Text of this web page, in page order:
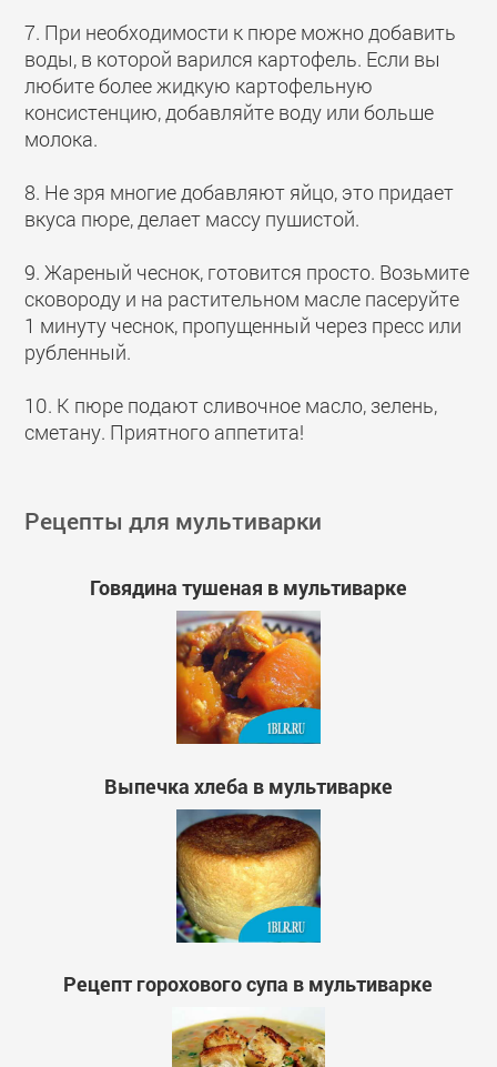
7. При необходимости к пюре можно добавить
воды, в которой варился картофель. Если вы
любите более жидкую картофельную
консистенцию, добавляйте воду или больше
молока.
8. Не зря многие добавляют яйцо, это придает
вкуса пюре, делает массу пушистой.
9. Жареный чеснок, готовится просто. Возьмите
сковороду и на растительном масле пасеруйте
1 минуту чеснок, пропущенный через пресс или
рубленный.
10. К пюре подают сливочное масло, зелень,
сметану. Приятного аппетита!
Рецепты для мультиварки
Говядина тушеная в мультиварке
Выпечка хлеба в мультиварке
Рецепт горохового супа в мультиварке